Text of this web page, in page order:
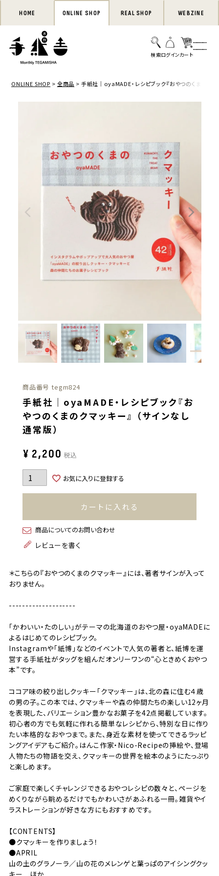
HOME ONLINE SHOP REAL SHOP WEBZINE
ONLINE SHOP 全商品 手紙社｜oyaMADE・レシピブック『おやつのくまのクマ
商品番号 tegm824
手紙社｜oyaMADE・レシピブック『お
やつのくまのクマッキー』 （サインなし
通常版）
¥ 2,200 税込
お気に入りに登録する
カートに入れる
商品についてのお問い合わせ
レビューを書く
＊こちらの『おやつのくまのクマッキー』には、著者サインが入って
おりません。
--------------------
「かわいい・たのしい」がテーマの北海道のおやつ屋・oyaMADEに
よるはじめてのレシピブック。
Instagramや「紙博」などのイベントで人気の著者と、紙博を運
営する手紙社がタッグを組んだオンリーワンの“心ときめくおやつ
本”です。
ココア味の絞り出しクッキー「クマッキー」は、北の森に住む４歳
の男の子。この本では、クマッキーや森の仲間たちの楽しい12ヶ月
を表現した、バリエーション豊かなお菓子を42点掲載しています。
初心者の方でも気軽に作れる簡単なレシピから、特別な日に作り
たい本格的なおやつまで。また、身近な素材を使ってできるラッピ
ングアイデアもご紹介。はんこ作家・Nico-Recipeの挿絵や、登場
人物たちの物語を交え、クマッキーの世界を絵本のようにたっぷり
と楽しめます。
ご家庭で楽しくチャレンジできるおやつレシピの数々と、ページを
めくりながら眺めるだけでもかわいさがあふれる一冊。雑貨やイ
ラストレーションが好きな方にもおすすめです。
【CONTENTS】
●クマッキーを作りましょう！
●APRIL
山の土のグラノーラ／山の花のメレンゲと葉っぱのアイシングクッ
キー ほか